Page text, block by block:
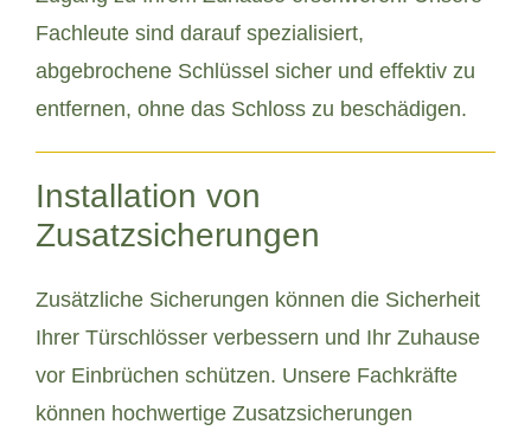
Fachleute sind darauf spezialisiert,
abgebrochene Schlüssel sicher und effektiv zu
entfernen, ohne das Schloss zu beschädigen.
Installation von
Zusatzsicherungen
Zusätzliche Sicherungen können die Sicherheit
Ihrer Türschlösser verbessern und Ihr Zuhause
vor Einbrüchen schützen. Unsere Fachkräfte
können hochwertige Zusatzsicherungen